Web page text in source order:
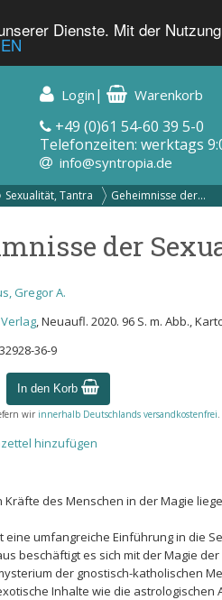
Dienste. Mit der
Login | Warenkorb
+49 (0)61 54-60 39 5-0
Telefonzeiten: werktags
info@syntropia.de
Sexualität, Tantra Geheimnisse der...
der
Gregor A.
, Neuaufl. 2020. 96 S. m. Abb.,
36-9
In den Korb
wir innerhalb Deutschlands versandkostenfrei
hinzufügen
Kräfte des Menschen in der Magie
eine umfangreiche Einführung in die
beschäftigt es sich mit der Magie
der gnostisch-katholischen
Inhalte wie die